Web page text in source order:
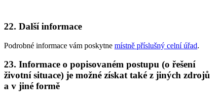
22. Další informace
Podrobné informace vám poskytne místně příslušný celní úřad.
23. Informace o popisovaném postupu (o řešení
životní situace) je možné získat také z jiných zdrojů
a v jiné formě